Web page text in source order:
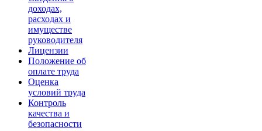
доходах,
расходах и
имуществе
руководителя
Лицензии
Положение об
оплате труда
Оценка
условий труда
Контроль
качества и
безопасности